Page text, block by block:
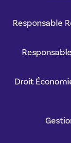
Responsable
Droit